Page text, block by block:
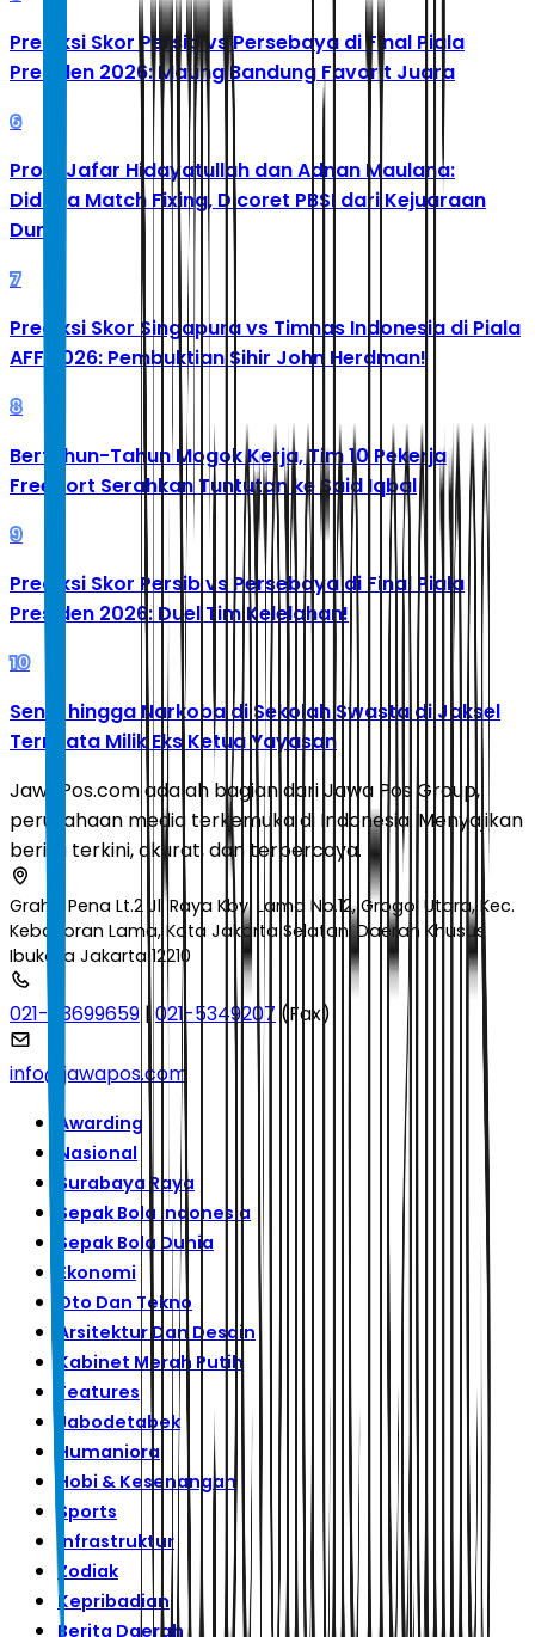
Prediksi Skor Persib vs Persebaya di Final Piala
Presiden 2026: Maung Bandung Favorit Juara
6
Profil Jafar Hidayatullah dan Adnan Maulana:
Diduga Match Fixing, Dicoret PBSI dari Kejuaraan
Dunia
7
Prediksi Skor Singapura vs Timnas Indonesia di Piala
AFF 2026: Pembuktian Sihir John Herdman!
8
Bertahun-Tahun Mogok Kerja, Tim 10 Pekerja
Freeport Serahkan Tuntutan ke Said Iqbal
9
Prediksi Skor Persib vs Persebaya di Final Piala
Presiden 2026: Duel Tim Kelelahan!
10
Senpi hingga Narkoba di Sekolah Swasta di Jaksel
Ternyata Milik Eks Ketua Yayasan
JawaPos.com adalah bagian dari Jawa Pos Group,
perusahaan media terkemuka di Indonesia. Menyajikan
berita terkini, akurat, dan terpercaya.
Graha Pena Lt.2 Jl. Raya Kby. Lama No.12, Grogol Utara, Kec.
Kebayoran Lama, Kota Jakarta Selatan, Daerah Khusus
Ibukota Jakarta 12210
021-53699659 |021-5349207 (Fax)
info@jawapos.com
Awarding
Nasional
Surabaya Raya
Sepak Bola Indonesia
Sepak Bola Dunia
Ekonomi
Oto Dan Tekno
Arsitektur Dan Desain
Kabinet Merah Putih
Features
Jabodetabek
Humaniora
Hobi & Kesenangan
Sports
Infrastruktur
Zodiak
Kepribadian
Berita Daerah